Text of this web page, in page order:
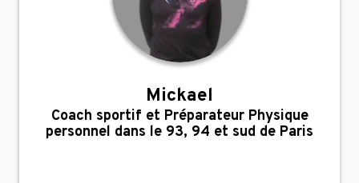
Mickael
,
Coach sportif et Préparateur Physique
personnel dans le 93, 94 et sud de Paris